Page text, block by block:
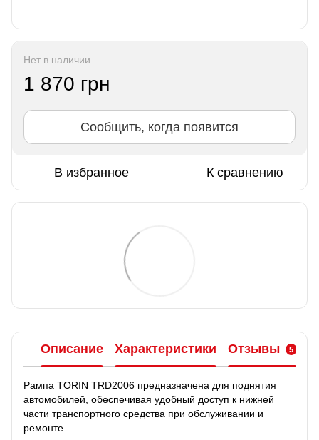
Нет в наличии
1 870 грн
Сообщить, когда появится
В избранное К сравнению
Описание Характеристики Отзывы 5
Рампа TORIN TRD2006 предназначена для поднятия
автомобилей, обеспечивая удобный доступ к нижней
части транспортного средства при обслуживании и
ремонте.